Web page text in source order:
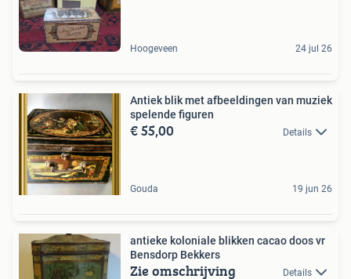
Hoogeveen 24 jul 26
Antiek blik met afbeeldingen van muziek
spelende figuren
€ 55,00 Details
Gouda 19 jun 26
antieke koloniale blikken cacao doos vr
Bensdorp Bekkers
Zie omschrijving Details